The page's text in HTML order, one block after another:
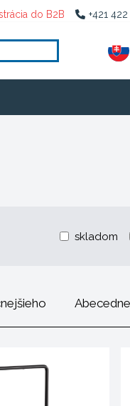
do B2B +421
skladom
Abecedne